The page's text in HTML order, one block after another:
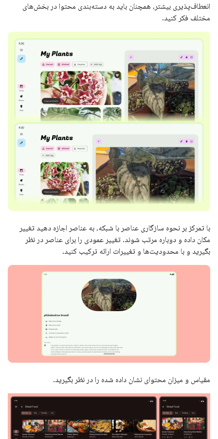
انعطاف‌پذیری بیشتر، همچنان باید به دسته‌بندی محتوا در بخش‌های
مختلف فکر کنید.
با تمرکز بر نحوه سازگاری عناصر با شبکه، به عناصر اجازه دهید تغییر
مکان داده و دوباره مرتب شوند. تغییر عمودی را برای عناصر در نظر
بگیرید و با محدودیت‌ها و تغییرات ارائه ترکیب کنید.
مقیاس و میزان محتوای نشان داده شده را در نظر بگیرید.